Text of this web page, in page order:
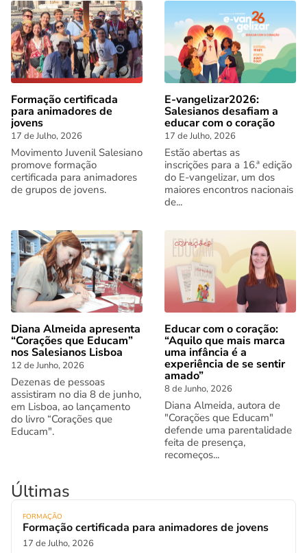
Formação certificada
para animadores de
jovens
17 de Julho, 2026
Movimento Juvenil Salesiano
promove formação
certificada para animadores
de grupos de jovens.
E-vangelizar2026:
Salesianos desafiam a
educar com o coração
17 de Julho, 2026
Estão abertas as
inscrições para a 16.ª edição
do E-vangelizar, um dos
maiores encontros nacionais
de...
Diana Almeida apresenta
“Corações que Educam”
nos Salesianos Lisboa
12 de Junho, 2026
Dezenas de pessoas
assistiram no dia 8 de junho,
em Lisboa, ao lançamento
do livro “Corações que
Educam".
Educar com o coração:
“Aquilo que mais marca
uma infância é a
experiência de se sentir
amado”
8 de Junho, 2026
Diana Almeida, autora de
"Corações que Educam"
defende uma parentalidade
feita de presença,
recomeços...
Últimas
FORMAÇÃO
Formação certificada para animadores de jovens
17 de Julho, 2026